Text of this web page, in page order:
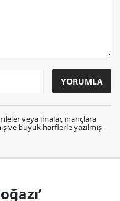
veya imalar, inançlara
ve büyük harflerle yazılmış